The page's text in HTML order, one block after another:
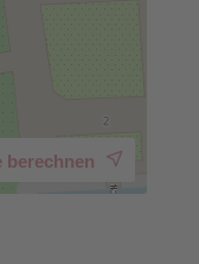
berechnen